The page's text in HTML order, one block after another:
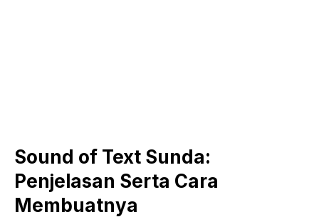
Sound of Text Sunda:
Penjelasan Serta Cara
Membuatnya